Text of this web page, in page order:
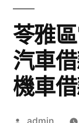
苓雅
汽車
機車
作